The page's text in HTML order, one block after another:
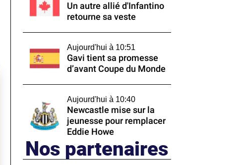
Un autre allié d'Infantino
retourne sa veste
Aujourd'hui à 10:51
Gavi tient sa promesse
d’avant Coupe du Monde
Aujourd'hui à 10:40
Newcastle mise sur la
jeunesse pour remplacer
Eddie Howe
Nos partenaires